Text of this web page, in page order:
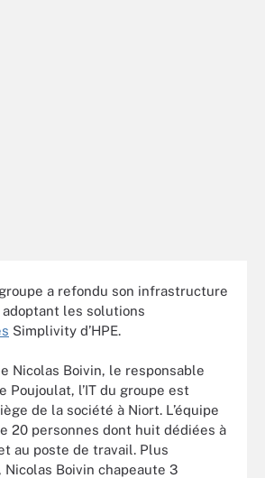
a refondu son infrastructure
les solutions
Simplivity d’HPE.
Nicolas Boivin, le responsable
Poujoulat, l’IT du groupe est
de la société à Niort. L’équipe
20 personnes dont huit dédiées à
au poste de travail. Plus
Boivin chapeaute 3